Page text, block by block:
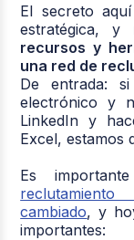
El secreto
estratégica, y
recursos y
una red de
De entrada:
electrónico y
LinkedIn y
Excel, estamos
Es
cambiado, y
importantes: